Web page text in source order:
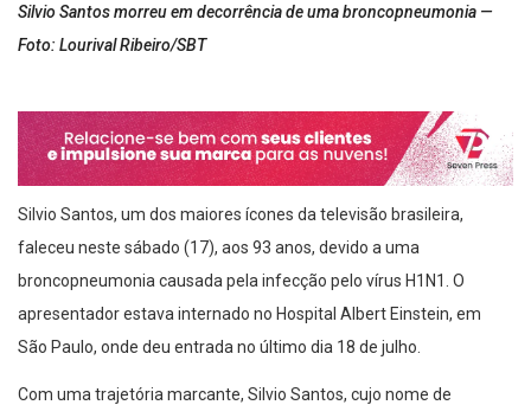
Silvio Santos morreu em decorrência de uma broncopneumonia —
Foto: Lourival Ribeiro/SBT
Silvio Santos, um dos maiores ícones da televisão brasileira,
faleceu neste sábado (17), aos 93 anos, devido a uma
broncopneumonia causada pela infecção pelo vírus H1N1. O
apresentador estava internado no Hospital Albert Einstein, em
São Paulo, onde deu entrada no último dia 18 de julho.
Com uma trajetória marcante, Silvio Santos, cujo nome de